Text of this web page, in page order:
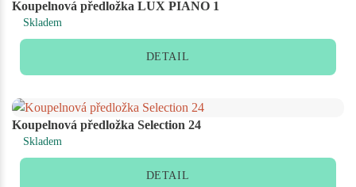
Koupelnová předložka LUX PIANO 1
Skladem
DETAIL
Koupelnová předložka Selection 24
Skladem
DETAIL